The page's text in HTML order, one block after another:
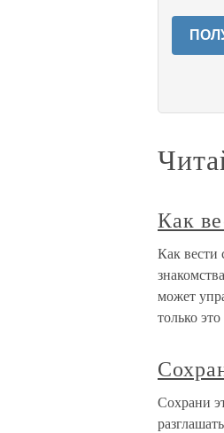
Как
Как вести
может
только
Сохрани